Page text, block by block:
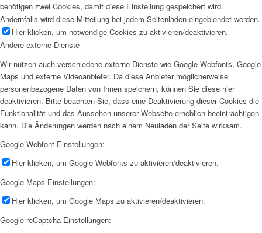
benötigen zwei Cookies, damit diese Einstellung gespeichert wird.
Andernfalls wird diese Mitteilung bei jedem Seitenladen eingeblendet werden.
Hier klicken, um notwendige Cookies zu aktivieren/deaktivieren.
Andere externe Dienste
Wir nutzen auch verschiedene externe Dienste wie Google Webfonts, Google
Maps und externe Videoanbieter. Da diese Anbieter möglicherweise
personenbezogene Daten von Ihnen speichern, können Sie diese hier
deaktivieren. Bitte beachten Sie, dass eine Deaktivierung dieser Cookies die
Funktionalität und das Aussehen unserer Webseite erheblich beeinträchtigen
kann. Die Änderungen werden nach einem Neuladen der Seite wirksam.
Google Webfont Einstellungen:
Hier klicken, um Google Webfonts zu aktivieren/deaktivieren.
Google Maps Einstellungen:
Hier klicken, um Google Maps zu aktivieren/deaktivieren.
Google reCaptcha Einstellungen: